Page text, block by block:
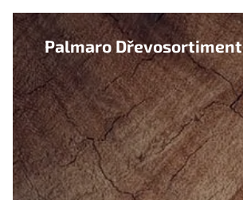
Palmaro Dřevosortiment